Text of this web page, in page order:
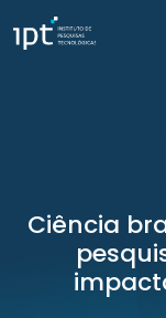
Ciência